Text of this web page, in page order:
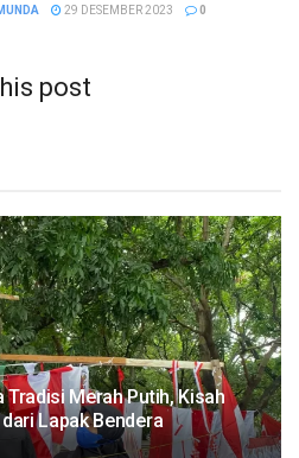
29 DESEMBER 2023 0
post
Tradisi Merah Putih, Kisah
Lapak Bendera